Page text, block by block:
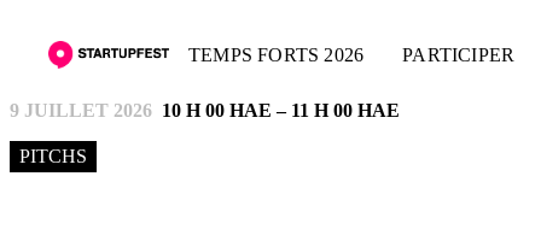
TEMPS FORTS 2026 PARTICIPER
9 JUILLET 2026 10 H 00 HAE – 11 H 00 HAE
PITCHS